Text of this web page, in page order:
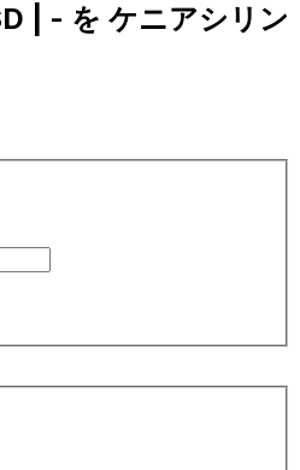
| - を ケニアシリン